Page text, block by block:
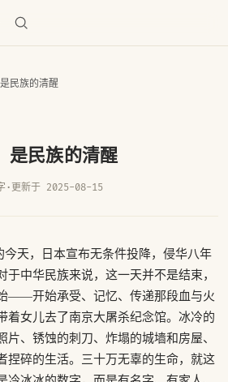
民族的清醒
是民族的清醒
· 更新于 2025-08-15
今天，日本宣布无条件投降，侵华八年
中华民族来说，这一天并不是结束，
——开始承受、记忆、传递那段血与火
着女儿去了南京大屠杀纪念馆。冰冷的
、锈蚀的刺刀、炸塌的城墙和房屋、
捏碎的生活。三十万无辜的生命，就这